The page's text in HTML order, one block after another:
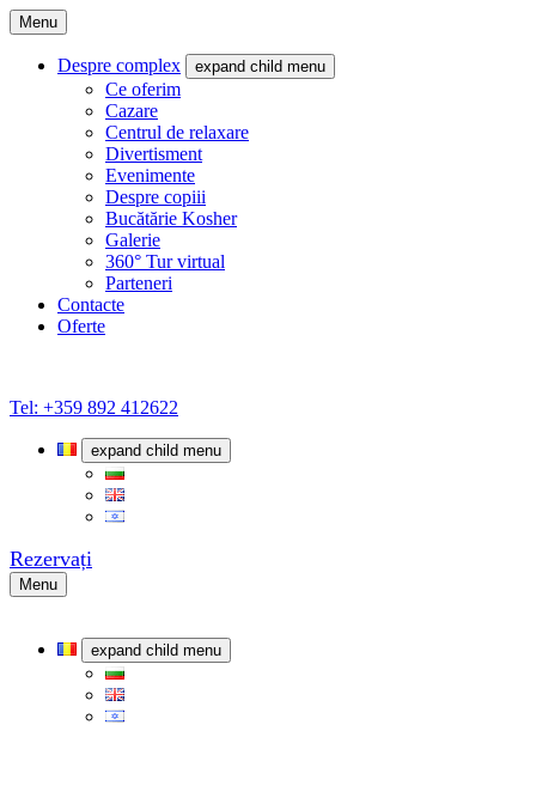
Menu
Despre complex expand child menu
Ce oferim
Cazare
Centrul de relaxare
Divertisment
Evenimente
Despre copiii
Bucătărie Kosher
Galerie
360° Tur virtual
Parteneri
Contacte
Oferte
Tel: +359 892 412622
expand child menu
Rezervați
Menu
expand child menu